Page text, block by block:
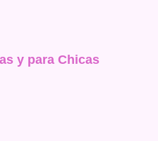
y para Chicas